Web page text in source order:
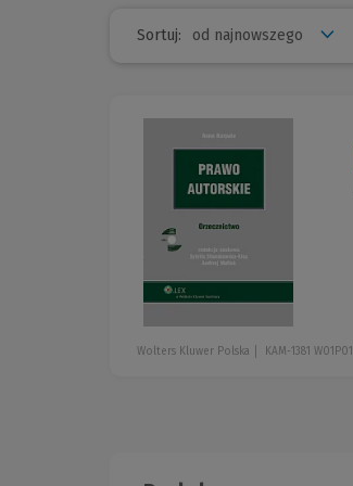
Sortuj:
Wolters Kluwer Polska KAM-1381 W01P01